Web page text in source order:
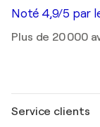
Noté 4,9/5 par
Plus de 20 000
Service clients